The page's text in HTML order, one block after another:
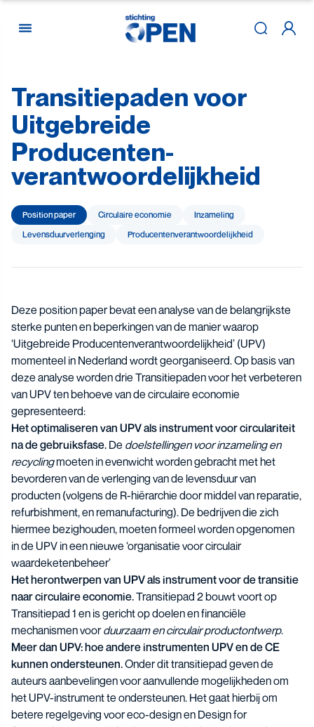
Skip to content
Transitiepadenvoor
Uitgebreide
Producenten­
verantwoordelijkheid
Position paper Circulaire economie
Inzameling
Levensduur­verlenging
Producenten­­­­verantwoor­delijk­heid
Deze position paper bevat een analyse van de belangrijkste
sterke punten en beperkingen van de manier waarop
‘Uitgebreide Producentenverantwoordelijkheid’ (UPV)
momenteel in Nederland wordt georganiseerd. Op basis van
deze analyse worden drie Transitiepaden voor het verbeteren
van UPV ten behoeve van de circulaire economie
gepresenteerd:
Het optimaliseren van UPV als instrument voor circulariteit
na de gebruiksfase. De doelstellingen voor inzameling en
recyclingmoeten in evenwicht worden gebracht met het
bevorderen van de verlenging van de levensduur van
producten (volgens de R-hiërarchie door middel van reparatie,
refurbishment, en remanufacturing). De bedrijven die zich
hiermee bezighouden, moeten formeel worden opgenomen
in de UPV in een nieuwe ‘organisatie voor circulair
waardeketenbeheer’
Het herontwerpen van UPV als instrument voor de transitie
naar circulaire economie.Transitiepad 2 bouwt voort op
Transitiepad 1 en is gericht op doelen en financiële
mechanismen voorduurzaam en circulair productontwerp.
Meer dan UPV: hoe andere instrumenten UPV en de CE
kunnen ondersteunen.Onder dit transitiepad geven de
auteurs aanbevelingen voor aanvullende mogelijkheden om
het UPV-instrument te ondersteunen. Het gaat hierbij om
betere regelgeving voor eco-design en Design for